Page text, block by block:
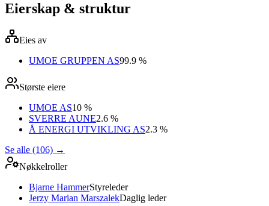
Eierskap & struktur
Eies av
UMOE GRUPPEN AS99.9 %
Største eiere
UMOE AS10 %
SVERRE AUNE2.6 %
Å ENERGI UTVIKLING AS2.3 %
Se alle (106) →
Nøkkelroller
Bjarne HammerStyreleder
Jerzy Marian MarszalekDaglig leder